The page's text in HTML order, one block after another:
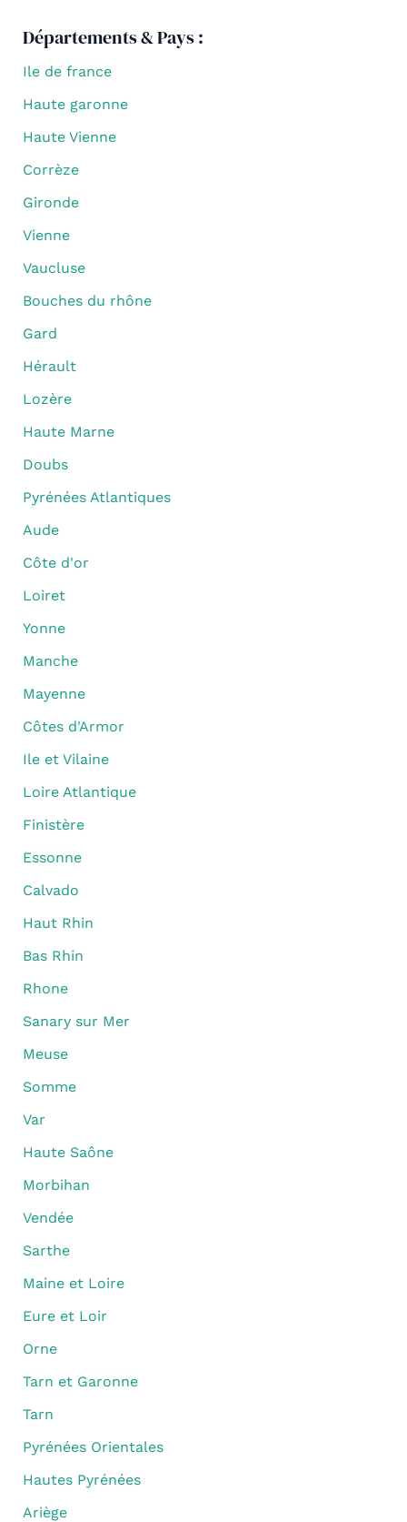
Départements & Pays :
Ile de france
Haute garonne
Haute Vienne
Corrèze
Gironde
Vienne
Vaucluse
Bouches du rhône
Gard
Hérault
Lozère
Haute Marne
Doubs
Pyrénées Atlantiques
Aude
Côte d'or
Loiret
Yonne
Manche
Mayenne
Côtes d'Armor
Ile et Vilaine
Loire Atlantique
Finistère
Essonne
Calvado
Haut Rhin
Bas Rhin
Rhone
Sanary sur Mer
Meuse
Somme
Var
Haute Saône
Morbihan
Vendée
Sarthe
Maine et Loire
Eure et Loir
Orne
Tarn et Garonne
Tarn
Pyrénées Orientales
Hautes Pyrénées
Ariège